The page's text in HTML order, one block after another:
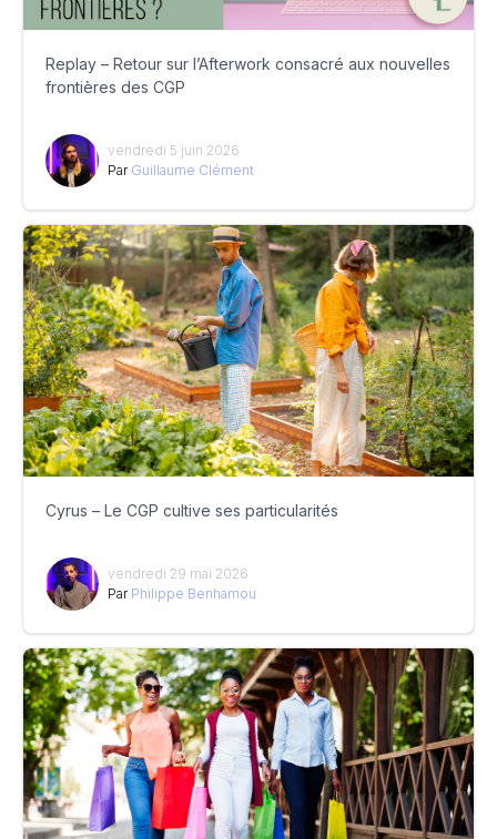
Replay – Retour sur l’Afterwork consacré aux nouvelles
frontières des CGP
vendredi 5 juin 2026
Par Guillaume Clément
Cyrus – Le CGP cultive ses particularités
vendredi 29 mai 2026
Par Philippe Benhamou